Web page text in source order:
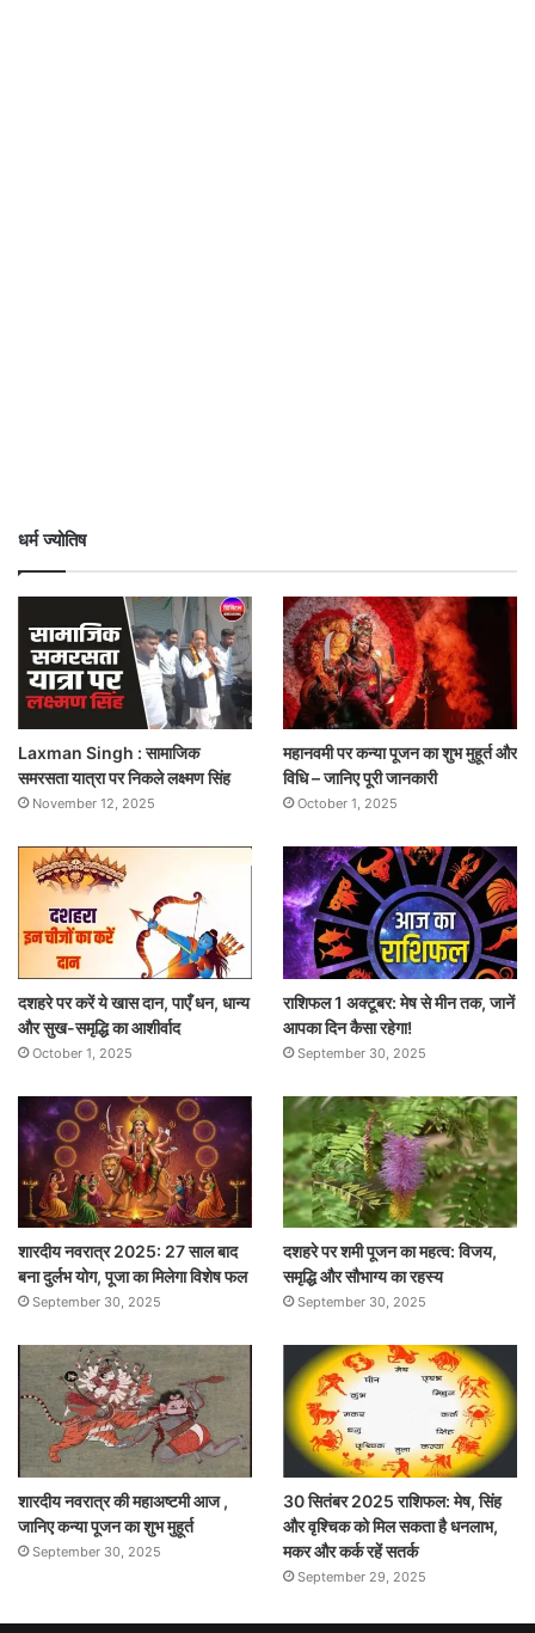
धर्म ज्योतिष
Laxman Singh : सामाजिक
समरसता यात्रा पर निकले लक्ष्मण सिंह
November 12, 2025
महानवमी पर कन्या पूजन का शुभ मुहूर्त और
विधि – जानिए पूरी जानकारी
October 1, 2025
दशहरे पर करें ये खास दान, पाएँ धन, धान्य
और सुख-समृद्धि का आशीर्वाद
October 1, 2025
राशिफल 1 अक्टूबर: मेष से मीन तक, जानें
आपका दिन कैसा रहेगा!
September 30, 2025
शारदीय नवरात्र 2025: 27 साल बाद
बना दुर्लभ योग, पूजा का मिलेगा विशेष फल
September 30, 2025
दशहरे पर शमी पूजन का महत्व: विजय,
समृद्धि और सौभाग्य का रहस्य
September 30, 2025
शारदीय नवरात्र की महाअष्टमी आज ,
जानिए कन्या पूजन का शुभ मुहूर्त
September 30, 2025
30 सितंबर 2025 राशिफल: मेष, सिंह
और वृश्चिक को मिल सकता है धनलाभ,
मकर और कर्क रहें सतर्क
September 29, 2025